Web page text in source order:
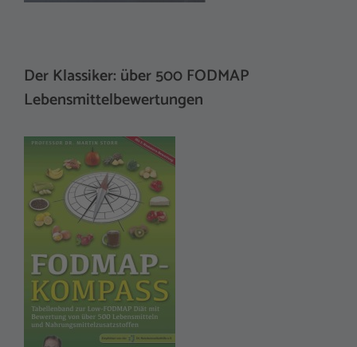
Der Klassiker: über 500 FODMAP
Lebensmittelbewertungen